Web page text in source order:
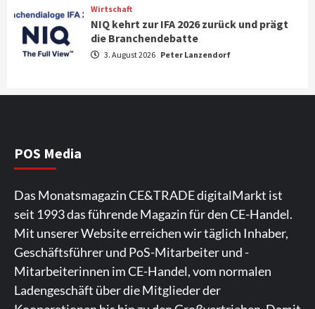
News aus dem Internet
Großer Bild-Vergleichstest 55-Zoll
Fernsehgeräte
5
6
CHERRY baut Vertriebsteam in
strategisch wichtigen Märkten aus
Smart Living Top Story
Verbraucher setzen immer mehr auf
Klimageräte und Ventilatoren
Wirtschaft
NIQ kehrt zur IFA 2026 zurück und prägt
die Branchendebatte
3. August 2026 Peter Lanzendorf
POS Media
Das Monatsmagazin CE&TRADE digitalMarkt ist
seit 1993 das führende Magazin für den CE-Handel.
Mit unserer Website erreichen wir täglich Inhaber,
Geschäftsführer und PoS-Mitarbeiter und -
Mitarbeiterinnen im CE-Handel, vom normalen
Ladengeschäft über die Mitglieder der